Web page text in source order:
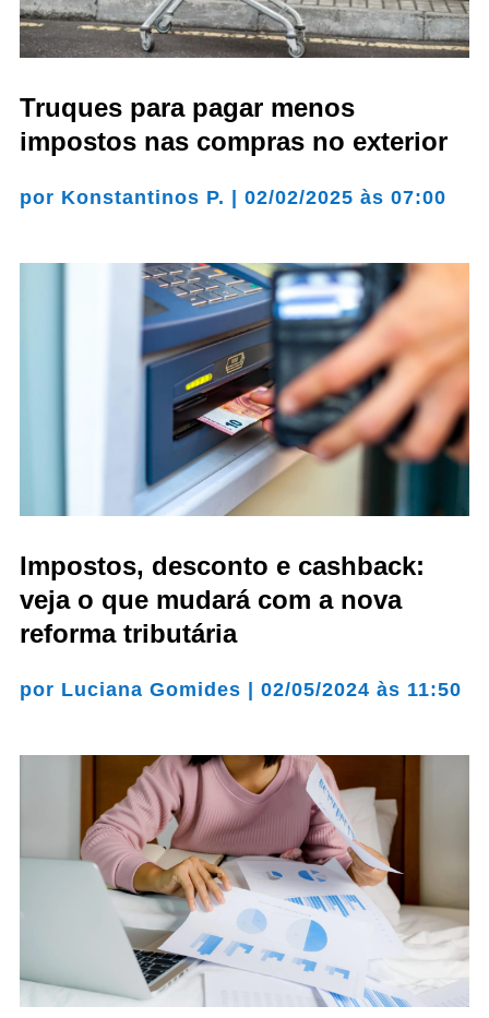
Truques para pagar menos
impostos nas compras no exterior
por Konstantinos P. | 02/02/2025 às 07:00
Impostos, desconto e cashback:
veja o que mudará com a nova
reforma tributária
por Luciana Gomides | 02/05/2024 às 11:50